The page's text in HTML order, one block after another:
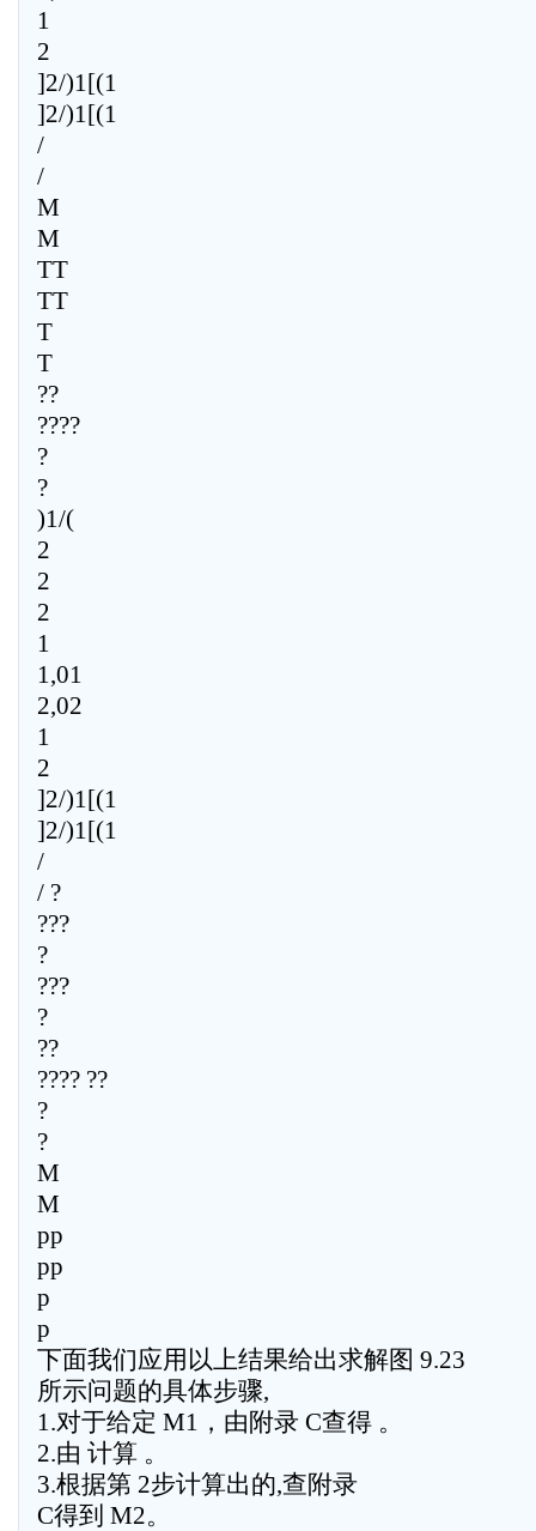
1
2
]2/)1[(1
]2/)1[(1
/
/
M
M
TT
TT
T
T
??
????
?
?
)1/(
2
2
2
1
1,01
2,02
1
2
]2/)1[(1
]2/)1[(1
/
/ ?
???
?
???
?
??
???? ??
?
?
M
M
pp
pp
p
p
下面我们应用以上结果给出求解图 9.23
所示问题的具体步骤,
1.对于给定 M1，由附录 C查得 。
2.由 计算 。
3.根据第 2步计算出的,查附录
C得到 M2。